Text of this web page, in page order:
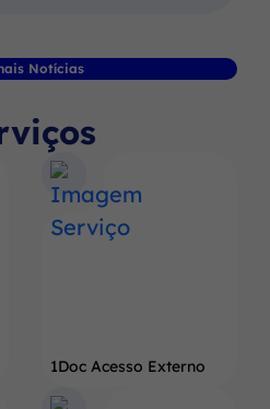
Notícias
1Doc Acesso Externo